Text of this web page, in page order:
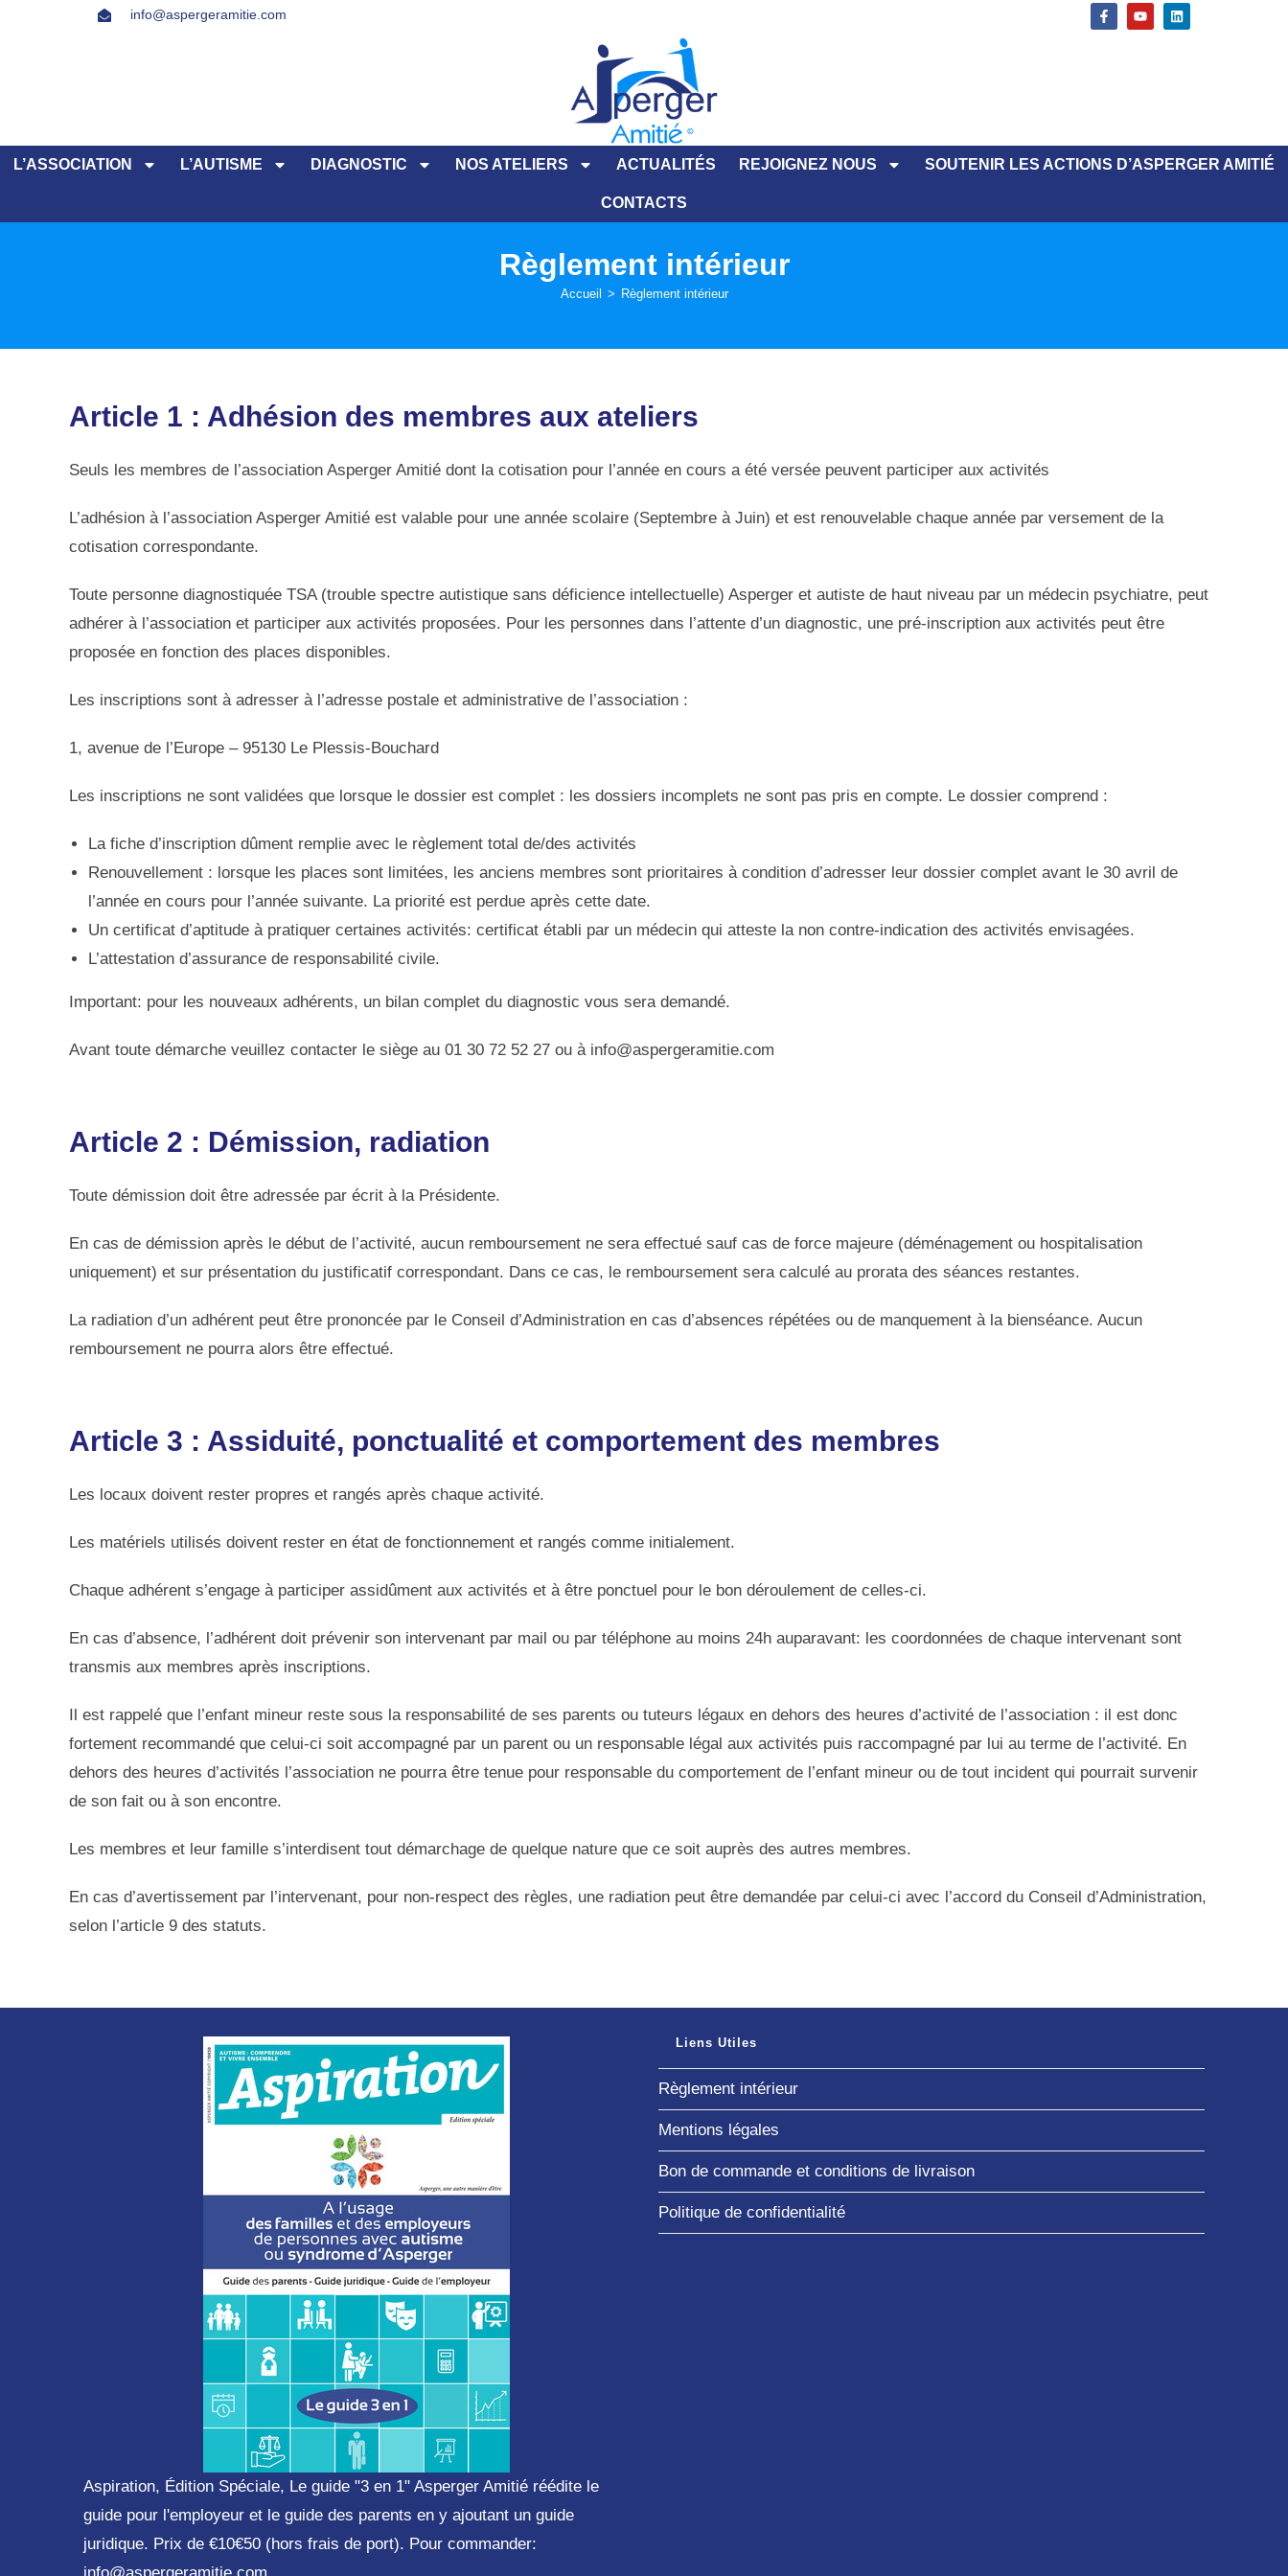
info@aspergeramitie.com
L’ASSOCIATION L’AUTISME DIAGNOSTIC NOS ATELIERS ACTUALITÉS REJOIGNEZ NOUS SOUTENIR LES ACTIONS D’ASPERGER AMITIÉ
CONTACTS
Règlement intérieur
Accueil > Règlement intérieur
Article 1 : Adhésion des membres aux ateliers
Seuls les membres de l’association Asperger Amitié dont la cotisation pour l’année en cours a été versée peuvent participer aux activités
L’adhésion à l’association Asperger Amitié est valable pour une année scolaire (Septembre à Juin) et est renouvelable chaque année par versement de la
cotisation correspondante.
Toute personne diagnostiquée TSA (trouble spectre autistique sans déficience intellectuelle) Asperger et autiste de haut niveau par un médecin psychiatre, peut
adhérer à l’association et participer aux activités proposées. Pour les personnes dans l’attente d’un diagnostic, une pré-inscription aux activités peut être
proposée en fonction des places disponibles.
Les inscriptions sont à adresser à l’adresse postale et administrative de l’association :
1, avenue de l’Europe – 95130 Le Plessis-Bouchard
Les inscriptions ne sont validées que lorsque le dossier est complet : les dossiers incomplets ne sont pas pris en compte. Le dossier comprend :
La fiche d’inscription dûment remplie avec le règlement total de/des activités
Renouvellement : lorsque les places sont limitées, les anciens membres sont prioritaires à condition d’adresser leur dossier complet avant le 30 avril de
l’année en cours pour l’année suivante. La priorité est perdue après cette date.
Un certificat d’aptitude à pratiquer certaines activités: certificat établi par un médecin qui atteste la non contre-indication des activités envisagées.
L’attestation d’assurance de responsabilité civile.
Important: pour les nouveaux adhérents, un bilan complet du diagnostic vous sera demandé.
Avant toute démarche veuillez contacter le siège au 01 30 72 52 27 ou à info@aspergeramitie.com
Article 2 : Démission, radiation
Toute démission doit être adressée par écrit à la Présidente.
En cas de démission après le début de l’activité, aucun remboursement ne sera effectué sauf cas de force majeure (déménagement ou hospitalisation
uniquement) et sur présentation du justificatif correspondant. Dans ce cas, le remboursement sera calculé au prorata des séances restantes.
La radiation d’un adhérent peut être prononcée par le Conseil d’Administration en cas d’absences répétées ou de manquement à la bienséance. Aucun
remboursement ne pourra alors être effectué.
Article 3 : Assiduité, ponctualité et comportement des membres
Les locaux doivent rester propres et rangés après chaque activité.
Les matériels utilisés doivent rester en état de fonctionnement et rangés comme initialement.
Chaque adhérent s’engage à participer assidûment aux activités et à être ponctuel pour le bon déroulement de celles-ci.
En cas d’absence, l’adhérent doit prévenir son intervenant par mail ou par téléphone au moins 24h auparavant: les coordonnées de chaque intervenant sont
transmis aux membres après inscriptions.
Il est rappelé que l’enfant mineur reste sous la responsabilité de ses parents ou tuteurs légaux en dehors des heures d’activité de l’association : il est donc
fortement recommandé que celui-ci soit accompagné par un parent ou un responsable légal aux activités puis raccompagné par lui au terme de l’activité. En
dehors des heures d’activités l’association ne pourra être tenue pour responsable du comportement de l’enfant mineur ou de tout incident qui pourrait survenir
de son fait ou à son encontre.
Les membres et leur famille s’interdisent tout démarchage de quelque nature que ce soit auprès des autres membres.
En cas d’avertissement par l’intervenant, pour non-respect des règles, une radiation peut être demandée par celui-ci avec l’accord du Conseil d’Administration,
selon l’article 9 des statuts.
Aspiration, Édition Spéciale, Le guide "3 en 1" Asperger Amitié réédite le
guide pour l'employeur et le guide des parents en y ajoutant un guide
juridique. Prix de €10€50 (hors frais de port). Pour commander:
Liens Utiles
Règlement intérieur
Mentions légales
Bon de commande et conditions de livraison
Politique de confidentialité